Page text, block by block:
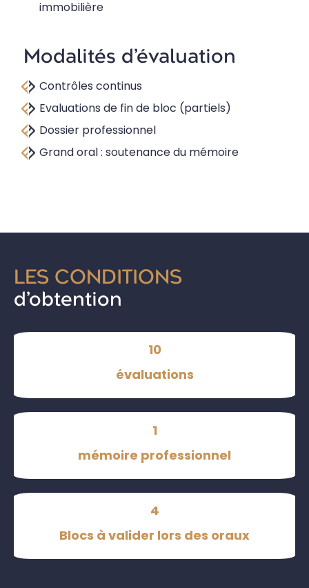
immobilière
Modalités d’évaluation
Contrôles continus
Evaluations de fin de bloc (partiels)
Dossier professionnel
Grand oral : soutenance du mémoire
LES CONDITIONS
d’obtention
10
évaluations
1
mémoire professionnel
4
Blocs à valider lors des oraux